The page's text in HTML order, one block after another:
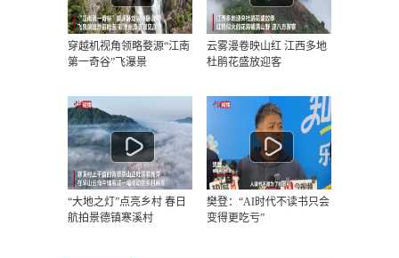
穿越机视角领略婺源“江南
第一奇谷”飞瀑景
云雾漫卷映山红 江西多地
杜鹃花盛放迎客
“大地之灯”点亮乡村 春日
航拍景德镇寒溪村
樊登：“AI时代不读书只会
变得更吃亏”